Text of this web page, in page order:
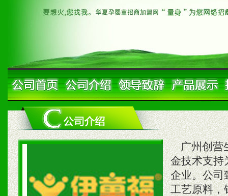
广州创营
金技术支持
企业。公司
工艺原料，